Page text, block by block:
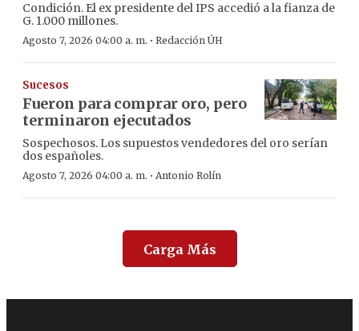
Condición. El ex presidente del IPS accedió a la fianza de
G. 1.000 millones.
Agosto 7, 2026 04:00 a. m. · Redacción ÚH
Sucesos
Fueron para comprar oro, pero
terminaron ejecutados
Sospechosos. Los supuestos vendedores del oro serían
dos españoles.
Agosto 7, 2026 04:00 a. m. · Antonio Rolín
Carga Más